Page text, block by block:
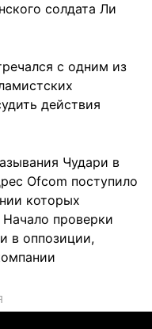
солдата Ли
с одним из
действия
Чудари в
Ofcom поступило
которых
Начало проверки
в оппозиции,